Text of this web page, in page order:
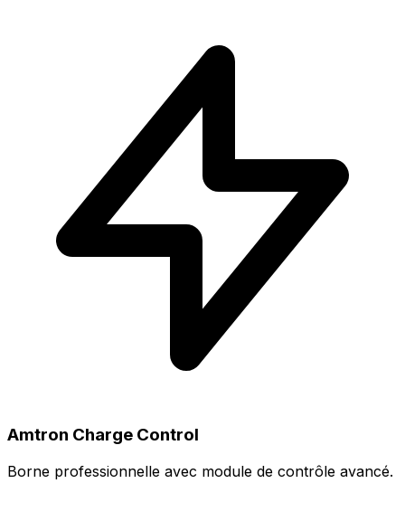
Amtron Charge Control
Borne professionnelle avec module de contrôle avancé.